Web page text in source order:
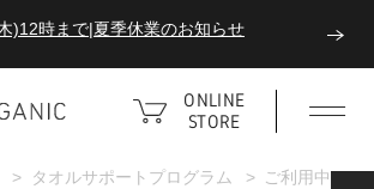
)12時まで|夏季休業のお知らせ
ト！夏をアクティブに楽しむ夏タオル
)12時まで|夏季休業のお知らせ
ONLINE
STORE
タオルサポートプログラム ご利用中のア